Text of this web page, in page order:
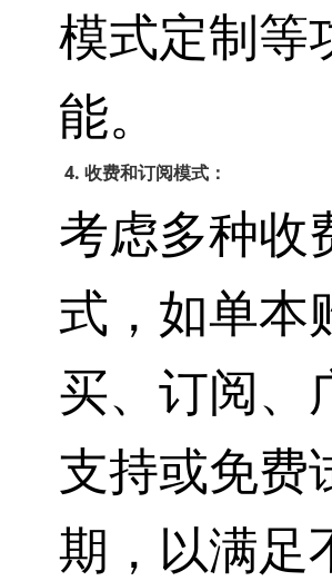
模式定制等
能。
4. 收费和订阅模式：
考虑多种收
式，如单本
买、订阅、
支持或免费
期，以满足